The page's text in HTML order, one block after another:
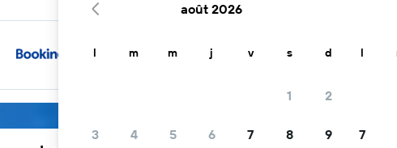
août 2026
l m m j v s d
1 2
3 4 5 6 7 8 9
l
7